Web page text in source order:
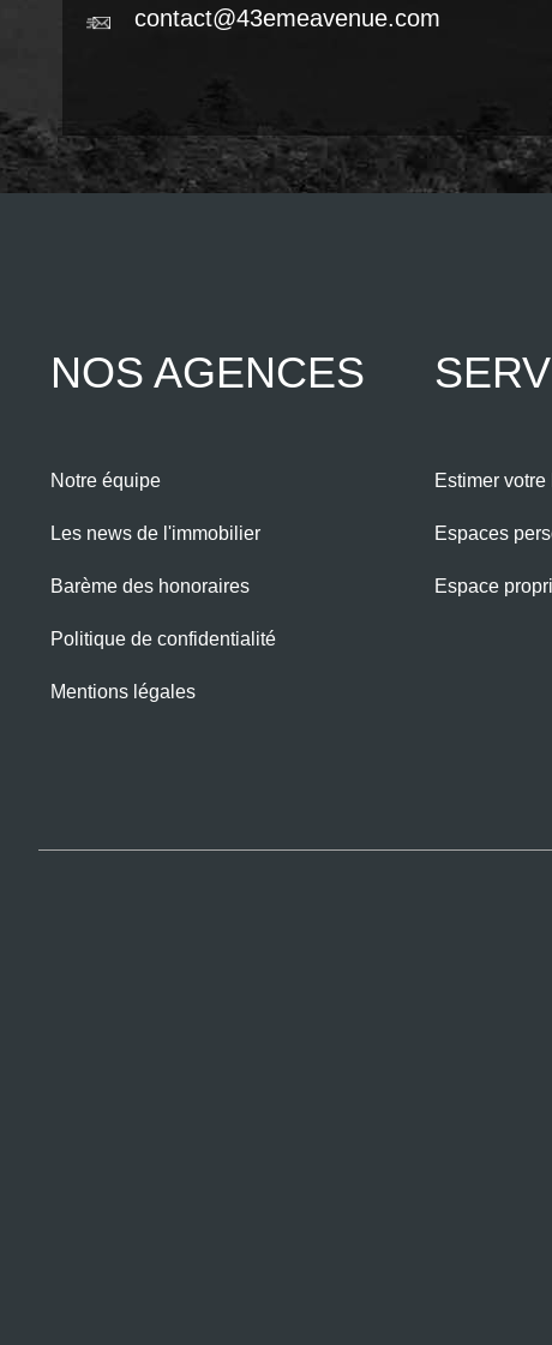
contact@43emeavenue.com
NOS AGENCES
Notre équipe
Les news de l'immobilier
Barème des honoraires
Politique de confidentialité
Mentions légales
Estimer votre
Espaces
Espace